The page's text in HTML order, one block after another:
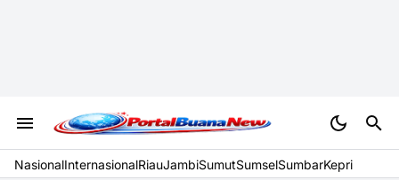
NasionalInternasionalRiauJambiSumutSumselSumbarKepri